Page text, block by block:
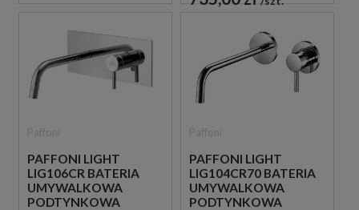
PAFFONI LIGHT
LIG106CR BATERIA
UMYWALKOWA
PODTYNKOWA
PAFFONI LIGHT
LIG104CR70 BATERIA
UMYWALKOWA
PODTYNKOWA